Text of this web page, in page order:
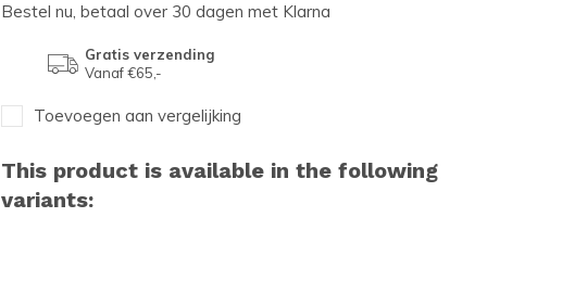
Bestel nu, betaal over 30 dagen met Klarna
Gratis verzending
Vanaf €65,-
Toevoegen aan vergelijking
This product is available in the following
variants: